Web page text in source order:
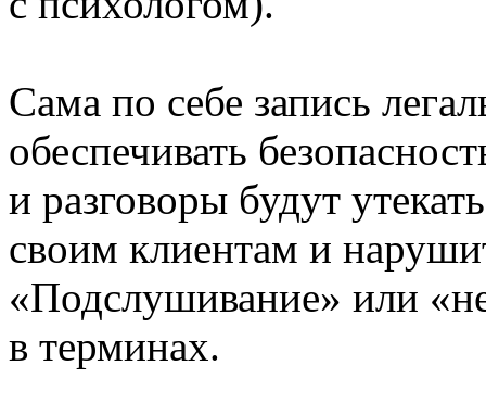
Сама по себе запись
обеспечивать
и разговоры будут
своим клиентам и
«Подслушивание» или
в терминах.